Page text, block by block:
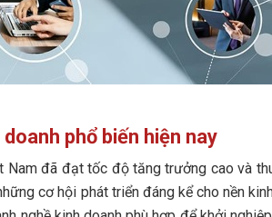
phổ biến hiện nay
Nam đã đạt tốc độ tăng trưởng cao và
cơ hội phát triển đáng kể cho nền